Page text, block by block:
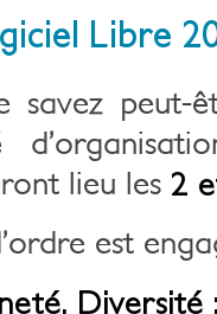
Libre
savez peut-
lieu les 2
est
Diversité